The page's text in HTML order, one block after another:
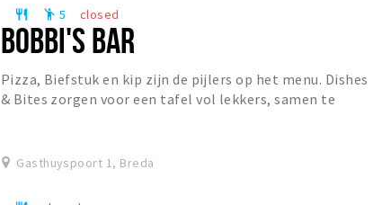
restaurant emoji_people 5 closed
BOBBI'S BAR
Pizza, Biefstuk en kip zijn de pijlers op het menu. Dishes
& Bites zorgen voor een tafel vol lekkers, samen te
Gasthuyspoort 1, Breda